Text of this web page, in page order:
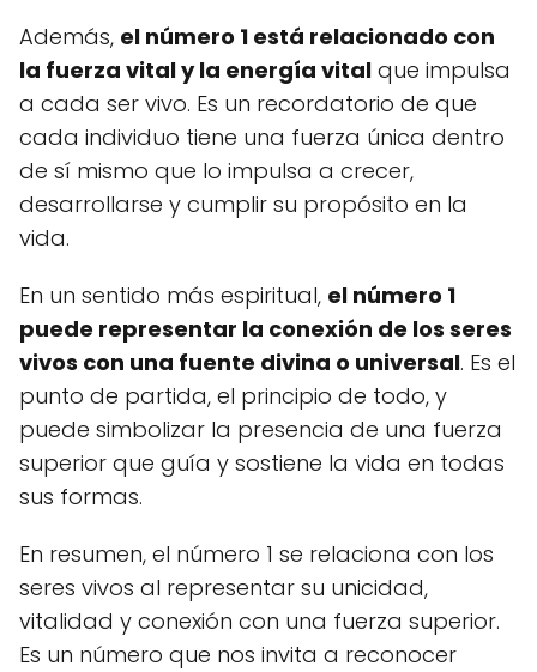
Además, el número 1 está relacionado con
la fuerza vital y la energía vital que impulsa
a cada ser vivo. Es un recordatorio de que
cada individuo tiene una fuerza única dentro
de sí mismo que lo impulsa a crecer,
desarrollarse y cumplir su propósito en la
vida.
En un sentido más espiritual, el número 1
puede representar la conexión de los seres
vivos con una fuente divina o universal. Es el
punto de partida, el principio de todo, y
puede simbolizar la presencia de una fuerza
superior que guía y sostiene la vida en todas
sus formas.
En resumen, el número 1 se relaciona con los
seres vivos al representar su unicidad,
vitalidad y conexión con una fuerza superior.
Es un número que nos invita a reconocer